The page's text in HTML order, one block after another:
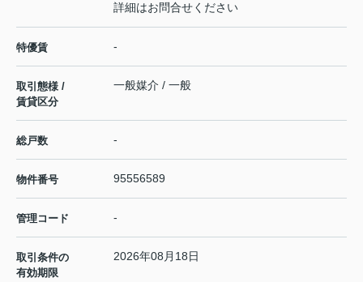
詳細はお問合せください
特優賃 -
取引態様 /
賃貸区分
一般媒介 / 一般
総戸数 -
物件番号 95556589
管理コード -
取引条件の
有効期限
2026年08月18日